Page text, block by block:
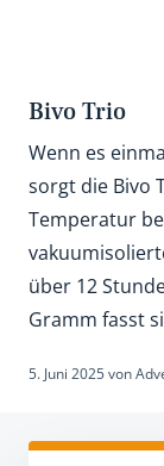
Bivo Trio
Wenn es
sorgt die Bivo
Temperatur
über 12
Gramm fasst
5. Juni 2025von